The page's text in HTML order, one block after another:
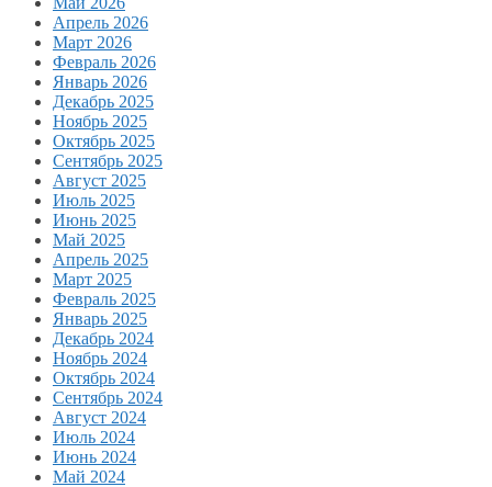
Апрель 2026
Март 2026
Февраль 2026
Январь 2026
Декабрь 2025
Ноябрь 2025
Октябрь 2025
Сентябрь 2025
Август 2025
Июль 2025
Июнь 2025
Май 2025
Апрель 2025
Март 2025
Февраль 2025
Январь 2025
Декабрь 2024
Ноябрь 2024
Октябрь 2024
Сентябрь 2024
Август 2024
Июль 2024
Июнь 2024
Май 2024